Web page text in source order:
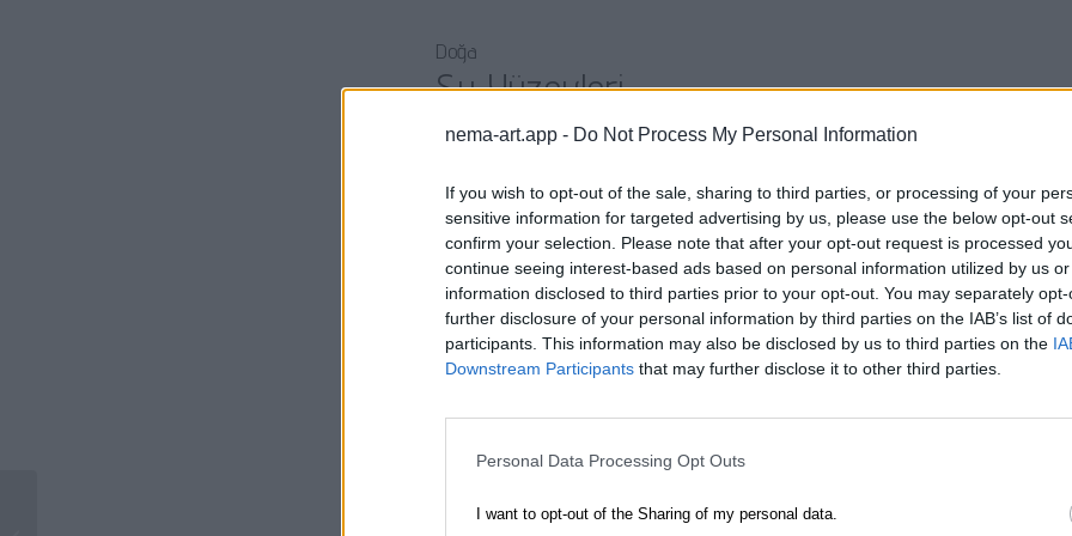
nema-art.app - Do Not Process My Personal Information
If you wish to opt-out of the sale, sharing to third parties, or processing of your
sensitive information for targeted advertising by us, please use the below opt-out
confirm your selection. Please note that after your opt-out request is processed
continue seeing interest-based ads based on personal information utilized by us
information disclosed to third parties prior to your opt-out. You may separately
further disclosure of your personal information by third parties on the IAB’s list of
participants. This information may also be disclosed by us to third parties on the
Downstream Participants that may further disclose it to other third parties.
Personal Data Processing Opt Outs
I want to opt-out of the Sharing of my personal data.
Doğa
Su Yüzeyleri
Su yüzeyleri, ışığın ve renklerin yansımasını barındırarak doğanın
Tarih
Balıkçılık Tarihi
Balıkçılık, insanlık tarihinin en eski mesleklerinden biridir ve kıyı
oluşturur.
Renk Psikolojisi